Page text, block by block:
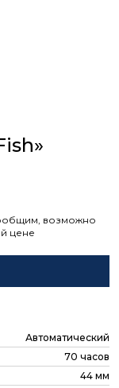
возможно
цене
Автоматический
70 часов
44 мм